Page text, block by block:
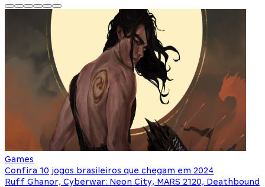
Games
Confira 10 jogos brasileiros que chegam em 2024
Ruff Ghanor, Cyberwar: Neon City, MARS 2120, Deathbound